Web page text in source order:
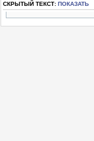
СКРЫТЫЙ ТЕКСТ: ПОКАЗАТЬ